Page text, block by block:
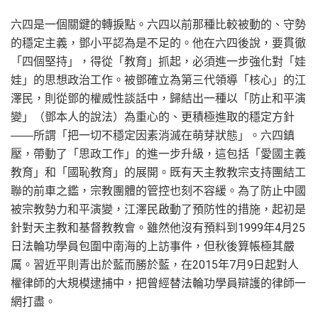
六四是一個關鍵的轉捩點。六四以前那種比較被動的、守勢
的穩定主義，鄧小平認為是不足的。他在六四後說，要貫徹
「四個堅持」，得從「教育」抓起，必須進一步強化對「娃
娃」的思想政治工作。被鄧確立為第三代領導「核心」的江
澤民，則從鄧的權威性談話中，歸結出一種以「防止和平演
變」（鄧本人的說法）為重心的、更積極進取的穩定方針
――所謂「把一切不穩定因素消滅在萌芽狀態」。六四鎮
壓，帶動了「思政工作」的進一步升級，這包括「愛國主義
教育」和「國恥教育」的展開。既有天主教教宗支持團結工
聯的前車之鑑，宗教團體的管控也刻不容緩。為了防止中國
被宗教勢力和平演變，江澤民啟動了預防性的措施，起初是
針對天主教和基督教教會。雖然他沒有預料到1999年4月25
日法輪功學員包圍中南海的上訪事件，但秋後算帳極其嚴
厲。習近平則青出於藍而勝於藍，在2015年7月9日起對人
權律師的大規模逮捕中，把曾經替法輪功學員辯護的律師一
網打盡。